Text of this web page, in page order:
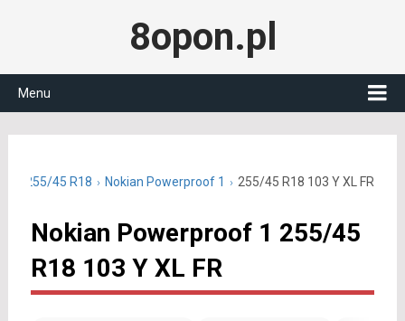
8opon.pl
Menu
255/45 R18 Nokian Powerproof 1 255/45 R18 103 Y XL FR
Nokian Powerproof 1 255/45
R18 103 Y XL FR